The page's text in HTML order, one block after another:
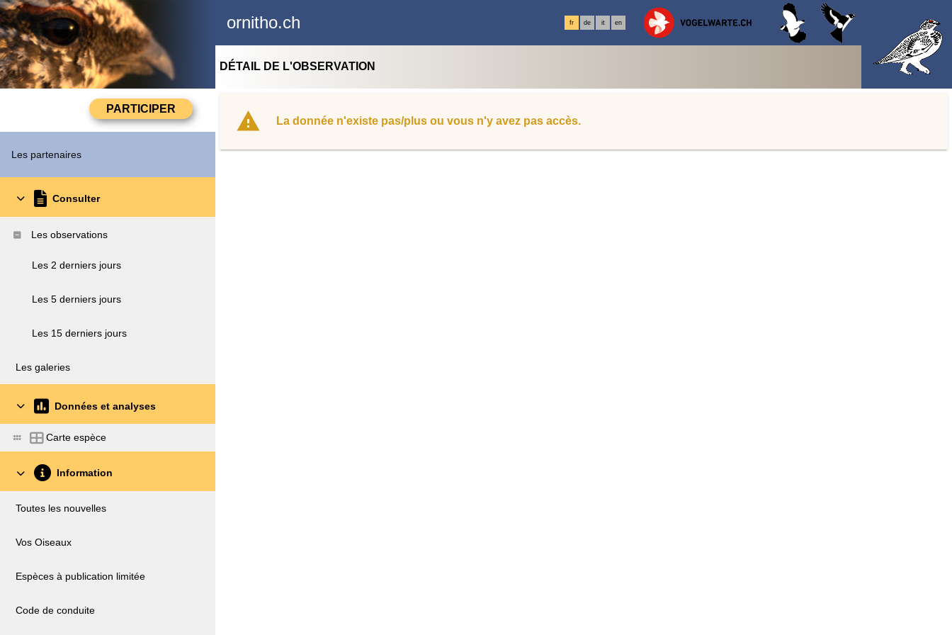
ornitho.ch fr de it en
Les partenaires
Consulter
Les observations
Les 2 derniers jours
Les 5 derniers jours
Les 15 derniers jours
Les galeries
Données et analyses
Carte espèce
Information
Toutes les nouvelles
Vos Oiseaux
Espèces à publication limitée
Code de conduite
DÉTAIL DE L'OBSERVATION
La donnée n'existe pas/plus ou vous n'y avez pas accès.